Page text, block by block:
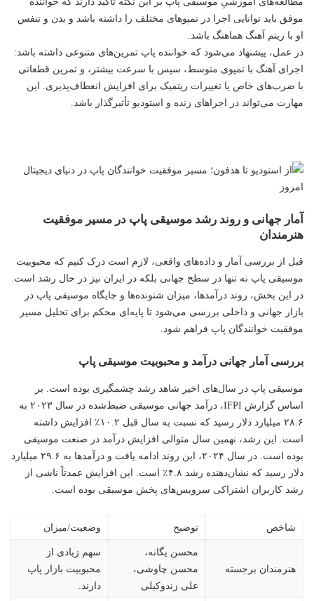
موفق باید توانایی اجرا در تمپوهای مختلف را داشته باشد و بدن و تنفس
او با ریتم آهنگ هماهنگ باشد.
در عمل، پیشنهاد می‌شود که خواننده پاپ تمرین‌های متنوعی داشته باشد:
اجرای آهنگ با تمپوی متوسط، سپس با سرعت بیشتر، و تمرین قطعاتی
با ضرب‌های خاص یا تغییرات ریتمیک برای افزایش انعطاف‌پذیری. این
مهارت می‌تواند در اجراهای زنده ‌و استودیو تأثیرگذار باشد.
آمار جهانی و روند رشد موسیقی پاپ در مسیر موفقیت
هنرمندان
قبل از بررسی آمار و داده‌های واقعی، لازم است درک کنیم که محبوبیت
موسیقی پاپ نه تنها در سطح جهانی بلکه در ایران نیز در حال رشد است.
در این بخش، روند درآمدها، میزان شنونده‌ها و جایگاه موسیقی پاپ در
بازار جهانی و داخلی بررسی می‌شود تا پایه‌ای محکم برای تحلیل مسیر
موفقیت خوانندگان پاپ فراهم شود.
بررسی آمار جهانی درآمد و محبوبیت موسیقی پاپ
موسیقی پاپ در سال‌های اخیر شاهد رشد چشمگیری بوده است. بر
اساس گزارش IFPI، درآمد جهانی موسیقی ضبط‌شده در سال ۲۰۲۳ به
۲۸.۶ میلیارد دلار رسید که نسبت به سال قبل ۱۰.۲٪ افزایش داشته
است. این رشد، نهمین سال متوالی افزایش درآمد در صنعت موسیقی
بوده است. در سال ۲۰۲۴، این روند ادامه یافت و درآمدها به ۲۹.۶ میلیارد
دلار رسید که نشان‌دهنده رشد ۴.۸٪ است. این افزایش عمدتاً ناشی از
رشد کاربران اشتراکی سرویس‌های پخش موسیقی بوده است.
شاخص توضیح وضعیت/میزان
هنرمندان برجسته
محسن یگانه،
محسن چاوشی،
علی زندوکیلی
سهم زیادی از
محبوبیت بازار پاپ
دارند.